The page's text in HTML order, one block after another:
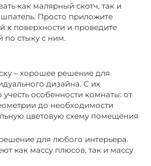
как малярный скотч, так и
Просто приложите
к поверхности и проведите
по стыку с ним.
– хорошее решение для
дизайна. С их
особенности комнаты: от
до необходимости
цветовую схему помещения
для любого интерьера.
как массу плюсов, так и массу